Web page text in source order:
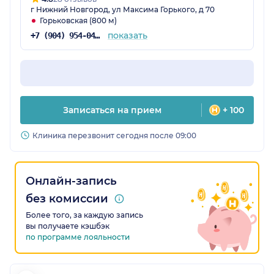
г Нижний Новгород, ул Максима Горького, д 70
Горьковская (800 м)
+7 (904) 954-04-29 показать
Записаться на прием + 100
Клиника перезвонит сегодня после 09:00
Онлайн-запись
без комиссии
Более того, за каждую запись
вы получаете кэшбэк
по программе лояльности